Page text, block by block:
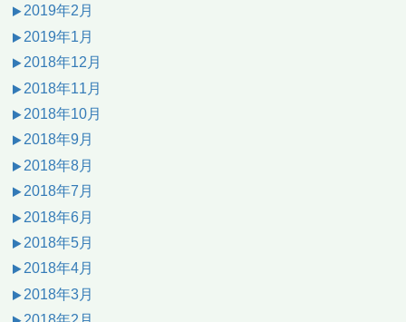
2019年2月
2019年1月
2018年12月
2018年11月
2018年10月
2018年9月
2018年8月
2018年7月
2018年6月
2018年5月
2018年4月
2018年3月